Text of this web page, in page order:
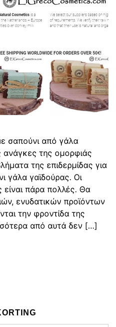
σαπούνι από γάλα
ανάγκες της ομορφιάς
της επιδερμίδας για
γάλα γαϊδούρας. Οι
είναι πάρα πολλές. Θα
ενυδατικών προϊόντων
την φροντίδα της
από αυτά δεν […]